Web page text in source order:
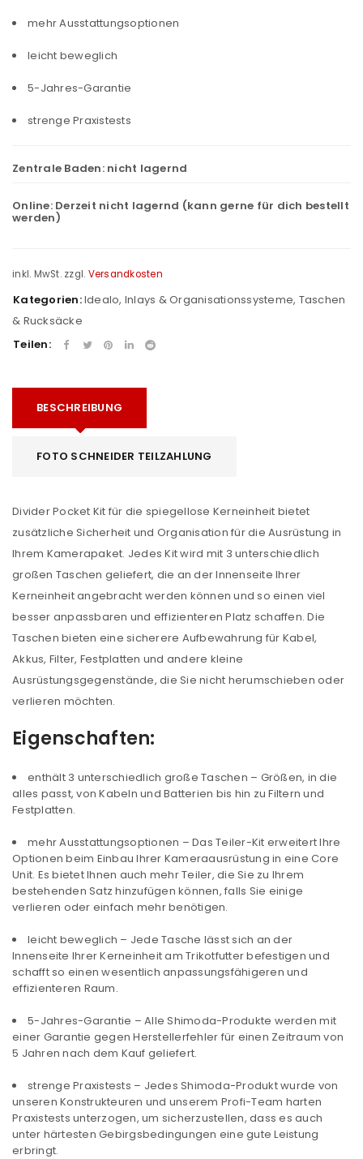
mehr Ausstattungsoptionen
leicht beweglich
5-Jahres-Garantie
strenge Praxistests
Zentrale Baden: nicht lagernd
Online: Derzeit nicht lagernd (kann gerne für dich bestellt
werden)
inkl. MwSt. zzgl. Versandkosten
Kategorien:Idealo, Inlays & Organisationssysteme, Taschen
& Rucksäcke
Teilen:
BESCHREIBUNG
FOTO SCHNEIDER TEILZAHLUNG
Divider Pocket Kit für die spiegellose Kerneinheit bietet
zusätzliche Sicherheit und Organisation für die Ausrüstung in
Ihrem Kamerapaket. Jedes Kit wird mit 3 unterschiedlich
großen Taschen geliefert, die an der Innenseite Ihrer
Kerneinheit angebracht werden können und so einen viel
besser anpassbaren und effizienteren Platz schaffen. Die
Taschen bieten eine sicherere Aufbewahrung für Kabel,
Akkus, Filter, Festplatten und andere kleine
Ausrüstungsgegenstände, die Sie nicht herumschieben oder
verlieren möchten.
Eigenschaften:
enthält 3 unterschiedlich große Taschen – Größen, in die
alles passt, von Kabeln und Batterien bis hin zu Filtern und
Festplatten.
mehr Ausstattungsoptionen – Das Teiler-Kit erweitert Ihre
Optionen beim Einbau Ihrer Kameraausrüstung in eine Core
Unit. Es bietet Ihnen auch mehr Teiler, die Sie zu Ihrem
bestehenden Satz hinzufügen können, falls Sie einige
verlieren oder einfach mehr benötigen.
leicht beweglich – Jede Tasche lässt sich an der
Innenseite Ihrer Kerneinheit am Trikotfutter befestigen und
schafft so einen wesentlich anpassungsfähigeren und
effizienteren Raum.
5-Jahres-Garantie – Alle Shimoda-Produkte werden mit
einer Garantie gegen Herstellerfehler für einen Zeitraum von
5 Jahren nach dem Kauf geliefert.
strenge Praxistests – Jedes Shimoda-Produkt wurde von
unseren Konstrukteuren und unserem Profi-Team harten
Praxistests unterzogen, um sicherzustellen, dass es auch
unter härtesten Gebirgsbedingungen eine gute Leistung
erbringt.